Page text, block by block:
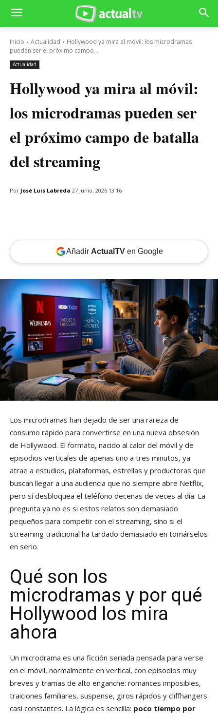
Inicio Actualidad
Hollywood ya mira al móvil: los microdramas
pueden ser el próximo campo...
Actualidad
Hollywood ya mira al móvil:
los microdramas pueden ser
el próximo campo de batalla
del streaming
Por José Luis Labreda 27 junio, 2026 13:16
Añadir ActualTVen Google
Los microdramas han dejado de ser una rareza de
consumo rápido para convertirse en una nueva obsesión
de Hollywood. El formato, nacido al calor del móvil y de
episodios verticales de apenas uno a tres minutos, ya
atrae a estudios, plataformas, estrellas y productoras que
buscan llegar a una audiencia que no siempre abre Netflix,
pero sí desbloquea el teléfono decenas de veces al día. La
pregunta ya no es si estos relatos son demasiado
pequeños para competir con el streaming, sino si el
streaming tradicional ha tardado demasiado en tomárselos
en serio.
Qué son los
microdramas y por qué
Hollywood los mira
ahora
Un microdrama es una ficción seriada pensada para verse
en el móvil, normalmente en vertical, con episodios muy
breves y tramas de alto enganche: romances imposibles,
traiciones familiares, suspense, giros rápidos y cliffhangers
casi constantes. La lógica es sencilla: poco tiempo por